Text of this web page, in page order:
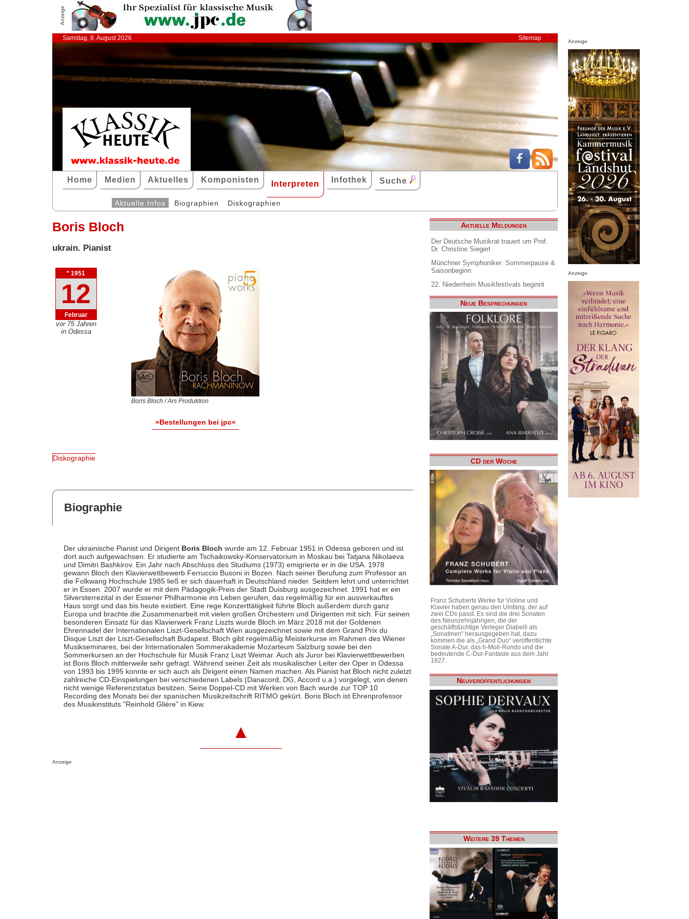
Anzeige
Samstag, 8. August 2026 Sitemap
Home Medien Aktuelles Komponisten Interpreten Infothek Suche
Aktuelle Infos Biographien Diskographien
Boris Bloch
ukrain. Pianist
* 1951
12
Februar
vor 75 Jahren
in Odessa
Boris Bloch / Ars Produktion
»Bestellungen bei jpc«
Diskographie
Biographie
Der ukrainische Pianist und Dirigent Boris Bloch wurde am 12. Februar 1951 in Odessa geboren und ist
dort auch aufgewachsen. Er studierte am Tschaikowsky-Konservatorium in Moskau bei Tatjana Nikolaeva
und Dimitri Bashkirov. Ein Jahr nach Abschluss des Studiums (1973) emigrierte er in die USA. 1978
gewann Bloch den Klavierwettbewerb Ferruccio Busoni in Bozen. Nach seiner Berufung zum Professor an
die Folkwang Hochschule 1985 ließ er sich dauerhaft in Deutschland nieder. Seitdem lehrt und unterrichtet
er in Essen. 2007 wurde er mit dem Pädagogik-Preis der Stadt Duisburg ausgezeichnet. 1991 hat er ein
Silversterrezital in der Essener Philharmonie ins Leben gerufen, das regelmäßig für ein ausverkauftes
Haus sorgt und das bis heute existiert. Eine rege Konzerttätigkeit führte Bloch außerdem durch ganz
Europa und brachte die Zusammenarbeit mit vielen großen Orchestern und Dirigenten mit sich. Für seinen
besonderen Einsatz für das Klavierwerk Franz Liszts wurde Bloch im März 2018 mit der Goldenen
Ehrennadel der Internationalen Liszt-Gesellschaft Wien ausgezeichnet sowie mit dem Grand Prix du
Disque Liszt der Liszt-Gesellschaft Budapest. Bloch gibt regelmäßig Meisterkurse im Rahmen des Wiener
Musikseminares, bei der Internationalen Sommerakademie Mozarteum Salzburg sowie bei den
Sommerkursen an der Hochschule für Musik Franz Liszt Weimar. Auch als Juror bei Klavierwettbewerben
ist Boris Bloch mittlerweile sehr gefragt. Während seiner Zeit als musikalischer Leiter der Oper in Odessa
von 1993 bis 1995 konnte er sich auch als Dirigent einen Namen machen. Als Pianist hat Bloch nicht zuletzt
zahlreiche CD-Einspielungen bei verschiedenen Labels (Danacord, DG, Accord u.a.) vorgelegt, von denen
nicht wenige Referenzstatus besitzen. Seine Doppel-CD mit Werken von Bach wurde zur TOP 10
Recording des Monats bei der spanischen Musikzeitschrift RITMO gekürt. Boris Bloch ist Ehrenprofessor
des Musikinstituts "Reinhold Glière" in Kiew.
▲
Anzeige
Aktuelle Meldungen
Der Deutsche Musikrat trauert um Prof.
Dr. Christine Siegert
Münchner Symphoniker: Sommerpause &
Saisonbeginn
22. Niederrhein Musikfestivals beginnt
Neue Besprechungen
CD der Woche
Franz Schuberts Werke für Violine und
Klavier haben genau den Umfang, der auf
zwei CDs passt. Es sind die drei Sonaten
des Neunzehnjährigen, die der
geschäftstüchtige Verleger Diabelli als
„Sonatinen“ herausgegeben hat, dazu
kommen die als „Grand Duo“ veröffentlichte
Sonate A-Dur, das h-Moll-Rondo und die
bedeutende C-Dur-Fantasie aus dem Jahr
1827.
Neuveröffentlichungen
Weitere 39 Themen
Anzeige
Anzeige